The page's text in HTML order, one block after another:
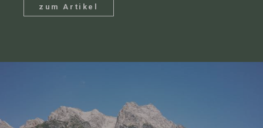
zum Artikel